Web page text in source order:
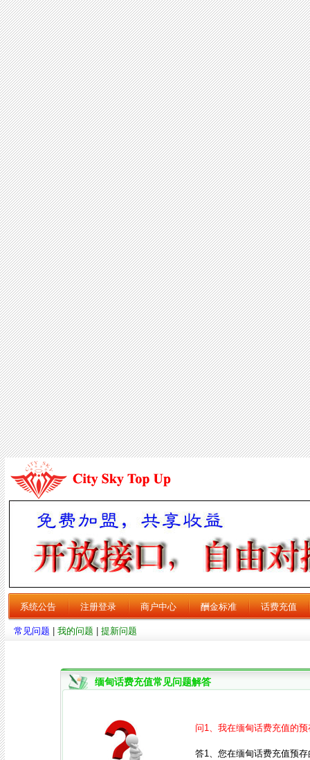
系统公告 注册登录 商户中心 酬金标准 话费充值
常见问题 我的问题 提新问题
缅甸话费充值常见问题解答
问1、我在缅甸话费充值的
答1、您在缅甸话费充值预